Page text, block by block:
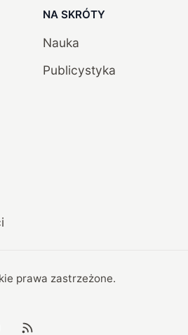
NA SKRÓTY
Nauka
Publicystyka
prawa zastrzeżone.